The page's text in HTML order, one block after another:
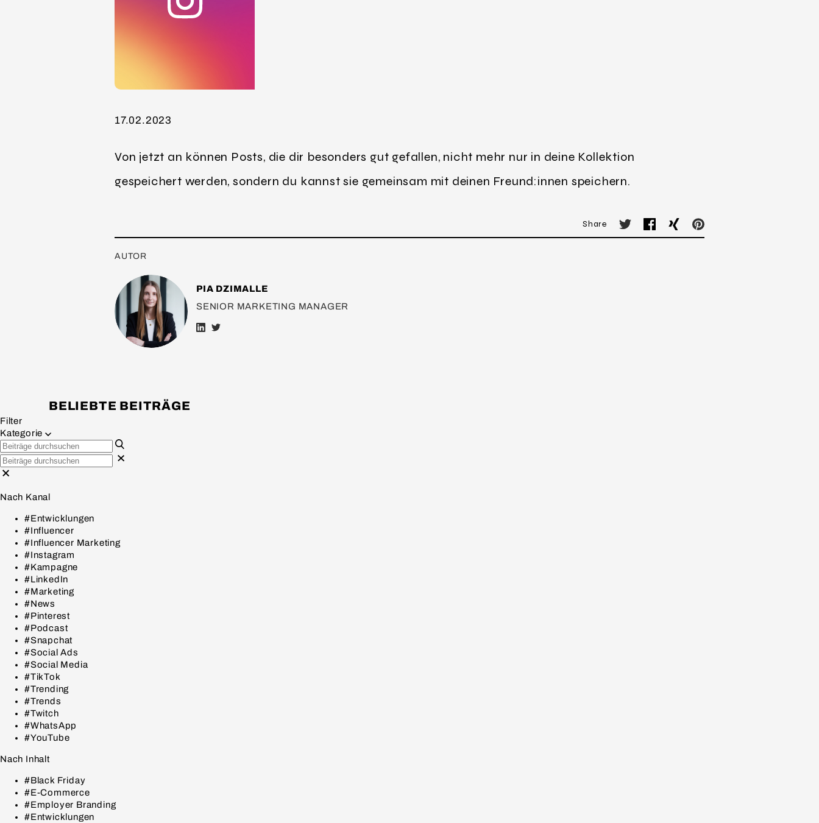
17.02.2023
Von jetzt an können Posts, die dir besonders gut gefallen, nicht mehr nur in deine Kollektion
gespeichert werden, sondern du kannst sie gemeinsam mit deinen Freund:innen speichern.
Share
AUTOR
PIA DZIMALLE
SENIOR MARKETING MANAGER
BELIEBTE BEITRÄGE
Filter
Kategorie
Nach Kanal
#Entwicklungen
#Influencer
#Influencer Marketing
#Instagram
#Kampagne
#LinkedIn
#Marketing
#News
#Pinterest
#Podcast
#Snapchat
#Social Ads
#Social Media
#TikTok
#Trending
#Trends
#Twitch
#WhatsApp
#YouTube
Nach Inhalt
#Black Friday
#E-Commerce
#Employer Branding
#Entwicklungen